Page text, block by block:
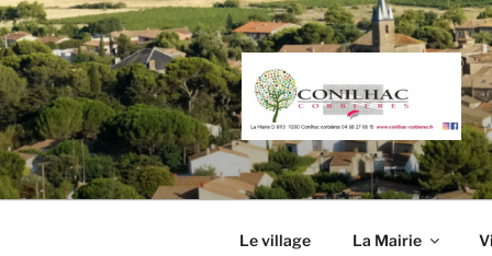
Aller
au
contenu
principal
Le village La Mairie